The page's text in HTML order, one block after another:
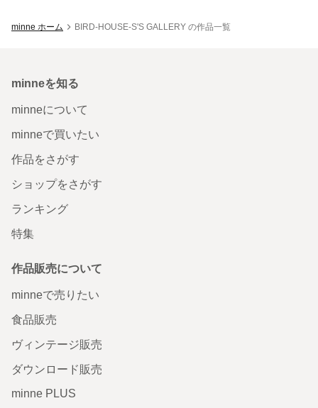
minne ホーム BIRD-HOUSE-S'S GALLERY の作品一覧
minneを知る
minneについて
minneで買いたい
作品をさがす
ショップをさがす
ランキング
特集
作品販売について
minneで売りたい
食品販売
ヴィンテージ販売
ダウンロード販売
minne PLUS